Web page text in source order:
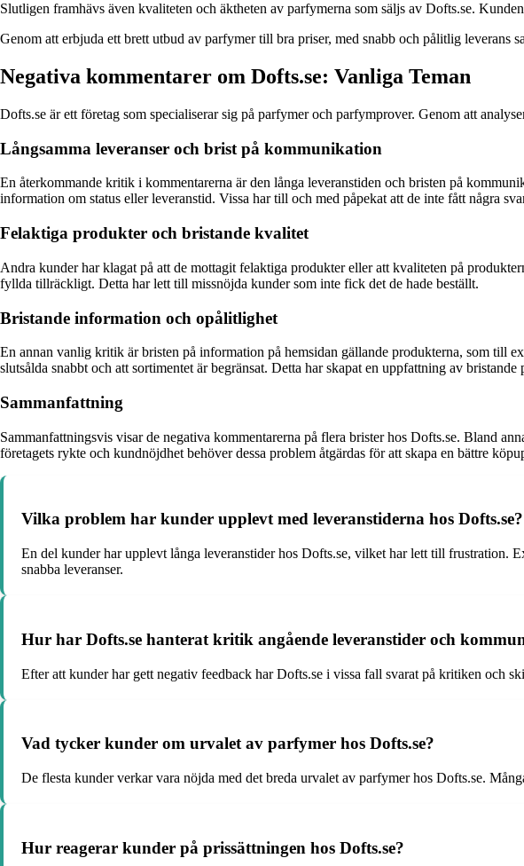
Slutligen framhävs även kvaliteten och äktheten av parfymerna som säljs av Dofts.se.
Genom att erbjuda ett brett utbud av parfymer till bra priser, med snabb och pålitlig
Negativa kommentarer om Dofts.se: Vanliga Teman
Dofts.se är ett företag som specialiserar sig på parfymer och parfymprover. Genom att
Långsamma leveranser och brist på kommunikation
En återkommande kritik i kommentarerna är den långa leveranstiden och bristen på
information om status eller leveranstid. Vissa har till och med påpekat att de inte fått några
Felaktiga produkter och bristande kvalitet
Andra kunder har klagat på att de mottagit felaktiga produkter eller att kvaliteten på
fyllda tillräckligt. Detta har lett till missnöjda kunder som inte fick det de hade beställt.
Bristande information och opålitlighet
En annan vanlig kritik är bristen på information på hemsidan gällande produkterna, som till
slutsålda snabbt och att sortimentet är begränsat. Detta har skapat en uppfattning av
Sammanfattning
Sammanfattningsvis visar de negativa kommentarerna på flera brister hos Dofts.se. Bland
företagets rykte och kundnöjdhet behöver dessa problem åtgärdas för att skapa en bättre
Vilka problem har kunder upplevt med leveranstiderna hos Dofts.se?
En del kunder har upplevt långa leveranstider hos Dofts.se, vilket har lett till frustration.
snabba leveranser.
Hur har Dofts.se hanterat kritik angående leveranstider och
Efter att kunder har gett negativ feedback har Dofts.se i vissa fall svarat på kritiken och
Vad tycker kunder om urvalet av parfymer hos Dofts.se?
De flesta kunder verkar vara nöjda med det breda urvalet av parfymer hos Dofts.se.
Hur reagerar kunder på prissättningen hos Dofts.se?